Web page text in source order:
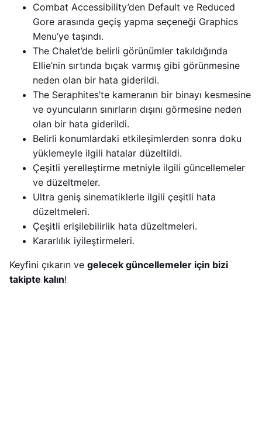
Combat Accessibility’den Default ve Reduced
Gore arasında geçiş yapma seçeneği Graphics
Menu’ye taşındı.
The Chalet’de belirli görünümler takıldığında
Ellie’nin sırtında bıçak varmış gibi görünmesine
neden olan bir hata giderildi.
The Seraphites’te kameranın bir binayı kesmesine
ve oyuncuların sınırların dışını görmesine neden
olan bir hata giderildi.
Belirli konumlardaki etkileşimlerden sonra doku
yüklemeyle ilgili hatalar düzeltildi.
Çeşitli yerelleştirme metniyle ilgili güncellemeler
ve düzeltmeler.
Ultra geniş sinematiklerle ilgili çeşitli hata
düzeltmeleri.
Çeşitli erişilebilirlik hata düzeltmeleri.
Kararlılık iyileştirmeleri.
Keyfini çıkarın ve gelecek güncellemeler için bizi
takipte kalın!